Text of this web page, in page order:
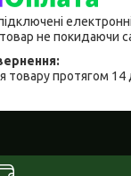
не покидаючи
товару протягом 14